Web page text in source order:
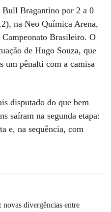
Bull Bragantino por 2 a 0
na Neo Química Arena,
Campeonato Brasileiro. O
de Hugo Souza, que
um pênalti com a camisa
disputado do que bem
saíram na segunda etapa:
e, na sequência, com
divergências entre